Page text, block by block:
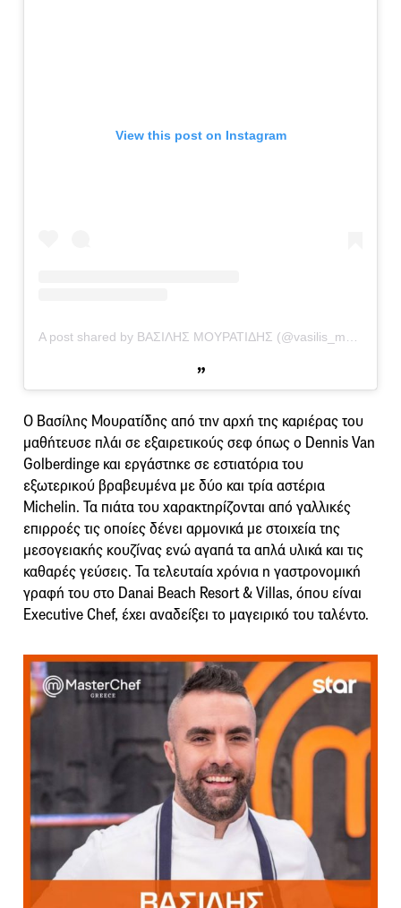
View this post on Instagram
Ο Βασίλης Μουρατίδης από την αρχή της καριέρας του
μαθήτευσε πλάι σε εξαιρετικούς σεφ όπως ο Dennis Van
Golberdinge και εργάστηκε σε εστιατόρια του
εξωτερικού βραβευμένα με δύο και τρία αστέρια
Michelin. Τα πιάτα του χαρακτηρίζονται από γαλλικές
επιρροές τις οποίες δένει αρμονικά με στοιχεία της
μεσογειακής κουζίνας ενώ αγαπά τα απλά υλικά και τις
καθαρές γεύσεις. Τα τελευταία χρόνια η γαστρονομική
γραφή του στο Danai Beach Resort & Villas, όπου είναι
Executive Chef, έχει αναδείξει το μαγειρικό του ταλέντο.